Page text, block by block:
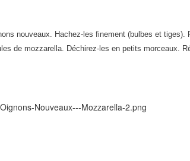
nouveaux. Hachez-les finement (bulbes et tiges).
de mozzarella. Déchirez-les en petits morceaux.